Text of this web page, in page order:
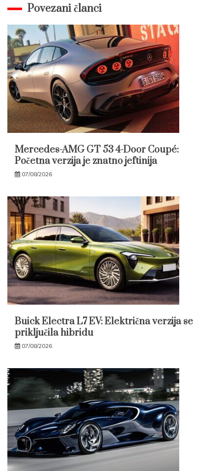
Povezani članci
Mercedes-AMG GT 53 4-Door Coupé:
Početna verzija je znatno jeftinija
07/08/2026
Buick Electra L7 EV: Električna verzija se
priključila hibridu
07/08/2026